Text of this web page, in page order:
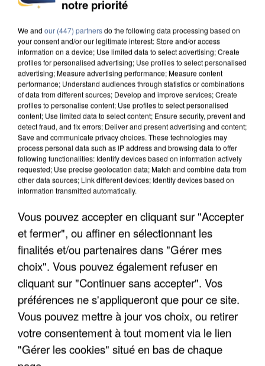
DE SOLIDARITÉ AVEC LES...
APRÈS TOUTES CES CANICULES, LES REFUGES
DE FAUNE SAUVAGE SONT...
notre priorité
We and our (447) partnersdo the following data processing based on
your consent and/or our legitimate interest: Store and/or access
information on a device; Use limited data to select advertising; Create
profiles for personalised advertising; Use profiles to select personalised
advertising; Measure advertising performance; Measure content
performance; Understand audiences through statistics or combinations
of data from different sources; Develop and improve services; Create
profiles to personalise content; Use profiles to select personalised
content; Use limited data to select content; Ensure security, prevent and
detect fraud, and fix errors; Deliver and present advertising and content;
Save and communicate privacy choices. These technologies may
process personal data such as IP address and browsing data to offer
following functionalities: Identify devices based on information actively
requested; Use precise geolocation data; Match and combine data from
other data sources; Link different devices; Identify devices based on
information transmitted automatically.
Vous pouvez accepter en cliquant sur "Accepter
et fermer", ou affiner en sélectionnant les
finalités et/ou partenaires dans "Gérer mes
choix". Vous pouvez également refuser en
cliquant sur "Continuer sans accepter". Vos
préférences ne s'appliqueront que pour ce site.
Vous pouvez mettre à jour vos choix, ou retirer
votre consentement à tout moment via le lien
"Gérer les cookies" situé en bas de chaque